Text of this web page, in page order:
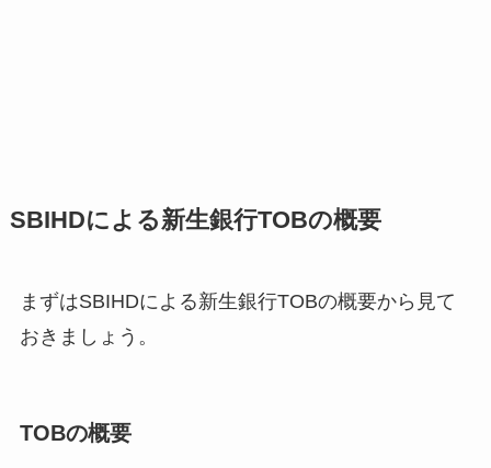
SBIHDによる新生銀行TOBの概要
まずはSBIHDによる新生銀行TOBの概要から見て
おきましょう。
TOBの概要